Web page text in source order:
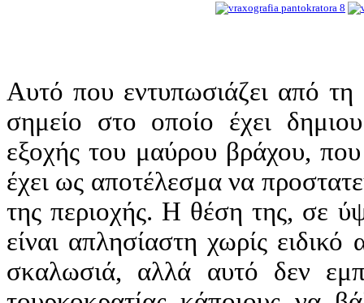
Αυτό που εντυπωσιάζει από
σημείο στο οποίο έχει
εξοχής του μαύρου βράχου,
έχει ως αποτέλεσμα να
της περιοχής. Η θέση της, σε
είναι απλησίαστη χωρίς
σκαλωσιά, αλλά αυτό δεν